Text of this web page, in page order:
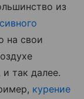
из
на свои
так далее.
курение